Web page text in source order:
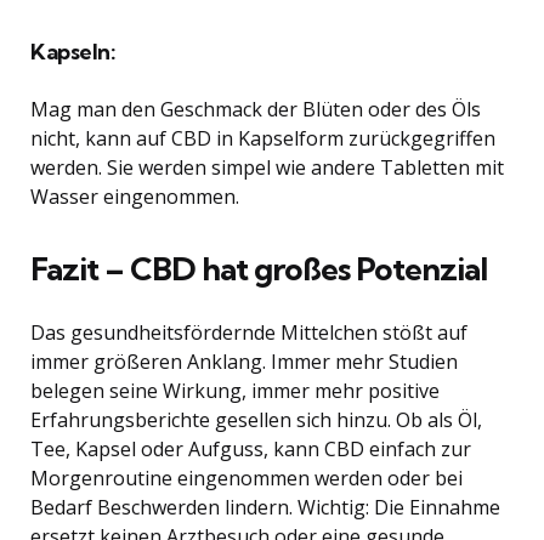
Kapseln:
Mag man den Geschmack der Blüten oder des Öls
nicht, kann auf CBD in Kapselform zurückgegriffen
werden. Sie werden simpel wie andere Tabletten mit
Wasser eingenommen.
Fazit – CBD hat großes Potenzial
Das gesundheitsfördernde Mittelchen stößt auf
immer größeren Anklang. Immer mehr Studien
belegen seine Wirkung, immer mehr positive
Erfahrungsberichte gesellen sich hinzu. Ob als Öl,
Tee, Kapsel oder Aufguss, kann CBD einfach zur
Morgenroutine eingenommen werden oder bei
Bedarf Beschwerden lindern. Wichtig: Die Einnahme